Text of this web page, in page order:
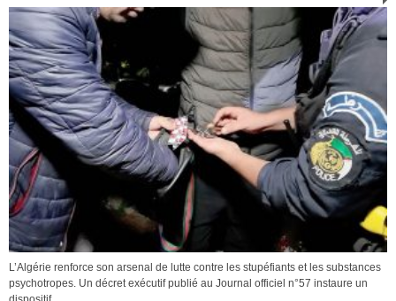
L’Algérie renforce son arsenal de lutte contre les stupéfiants et les substances
psychotropes. Un décret exécutif publié au Journal officiel n°57 instaure un